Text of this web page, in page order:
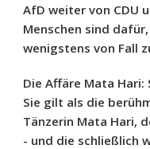
AfD weiter von CDU
Menschen sind
wenigstens von Fall
Die Affäre Mata Hari:
Sie gilt als die
Tänzerin Mata Hari,
- und die schließlich